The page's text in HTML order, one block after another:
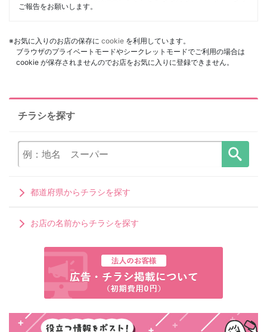
ご報告をお願いします。
※お気に入りのお店の保存に cookie を利用しています。
ブラウザのプライベートモードやシークレットモードでご利用の場合は
cookie が保存されませんのでお店をお気に入りに登録できません。
チラシを探す
都道府県からチラシを探す
お店の名前からチラシを探す